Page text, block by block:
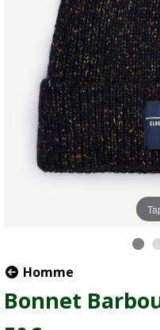
Homme
Bonnet